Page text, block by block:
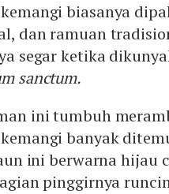
biasanya
dan ramuan
segar ketika
sanctum.
ini tumbuh
banyak
ini berwarna hijau
pinggirnya